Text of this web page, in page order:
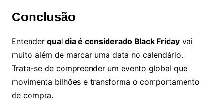
Conclusão
Entender qual dia é considerado Black Fridayvai
muito além de marcar uma data no calendário.
Trata-se de compreender um evento global que
movimenta bilhões e transforma o comportamento
de compra.